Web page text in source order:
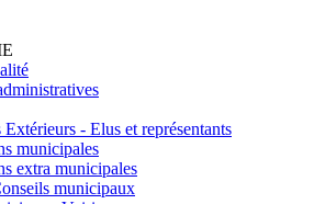
Extérieurs - Elus et représentants
municipales
extra municipales
municipaux